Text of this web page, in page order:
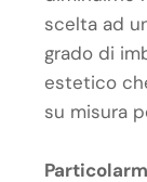
scelta ad
grado di
estetico
su misura